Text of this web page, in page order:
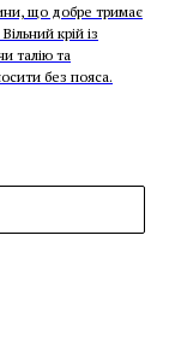
що добре тримає
крій із
талію та
без пояса.